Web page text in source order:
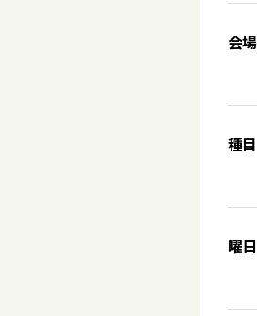
会
種目
曜日